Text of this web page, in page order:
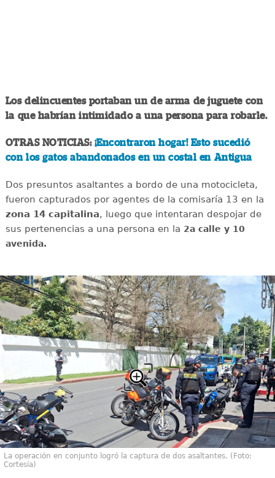
Los delincuentes portaban un de arma de juguete con
la que habrían intimidado a una persona para robarle.
OTRAS NOTICIAS: ¡Encontraron hogar! Esto sucedió
con los gatos abandonados en un costal en Antigua
Dos presuntos asaltantes a bordo de una motocicleta,
fueron capturados por agentes de la comisaría 13 en la
zona 14 capitalina, luego que intentaran despojar de
sus pertenencias a una persona en la 2a calle y 10
avenida.
La operación en conjunto logró la captura de dos asaltantes. (Foto:
Cortesía)